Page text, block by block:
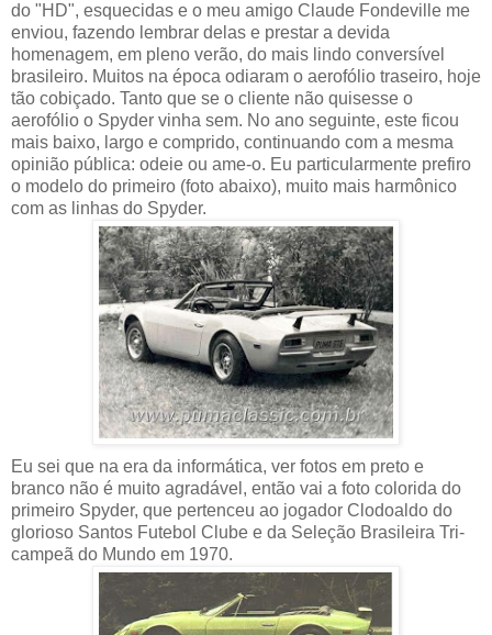
do "HD", esquecidas e o meu amigo Claude Fondeville me
enviou, fazendo lembrar delas e prestar a devida
homenagem, em pleno verão, do mais lindo conversível
brasileiro. Muitos na época odiaram o aerofólio traseiro, hoje
tão cobiçado. Tanto que se o cliente não quisesse o
aerofólio o Spyder vinha sem. No ano seguinte, este ficou
mais baixo, largo e comprido, continuando com a mesma
opinião pública: odeie ou ame-o. Eu particularmente prefiro
o modelo do primeiro (foto abaixo), muito mais harmônico
com as linhas do Spyder.
Eu sei que na era da informática, ver fotos em preto e
branco não é muito agradável, então vai a foto colorida do
primeiro Spyder, que pertenceu ao jogador Clodoaldo do
glorioso Santos Futebol Clube e da Seleção Brasileira Tri-
campeã do Mundo em 1970.